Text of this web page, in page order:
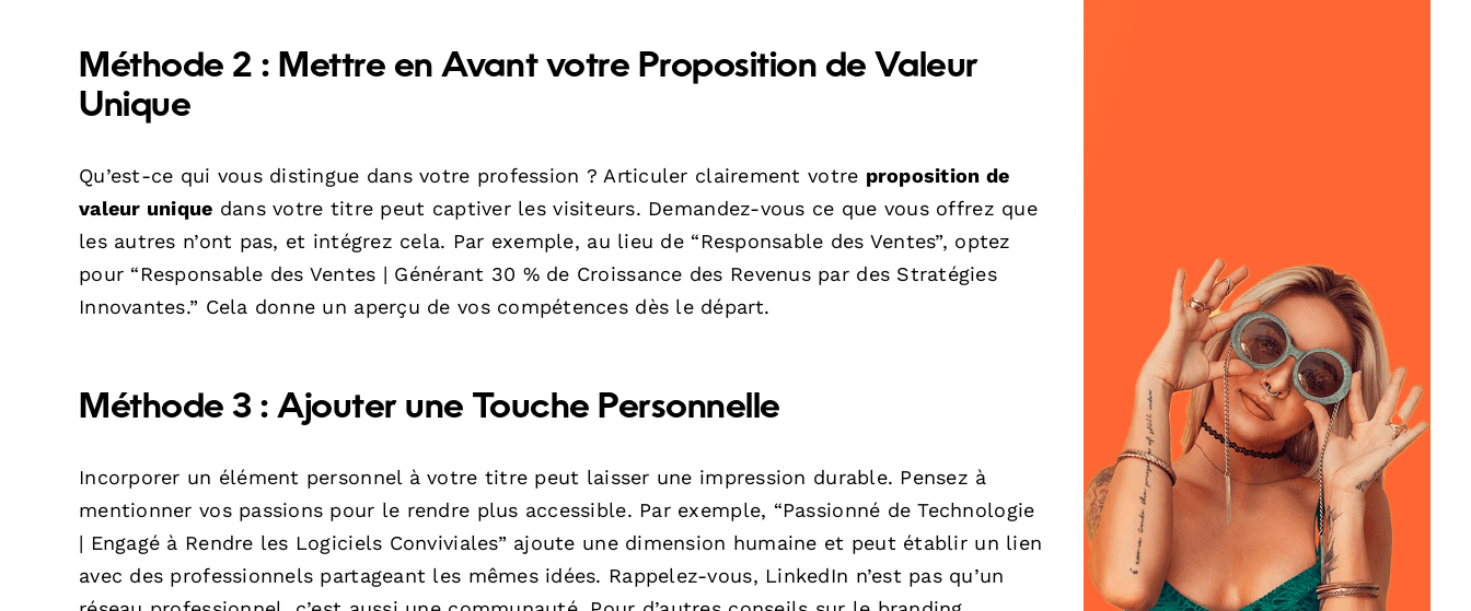
Méthode 2 : Mettre en Avant votre Proposition de Valeur
Unique
Qu’est-ce qui vous distingue dans votre profession ? Articuler clairement votre proposition de
valeur unique dans votre titre peut captiver les visiteurs. Demandez-vous ce que vous offrez que
les autres n’ont pas, et intégrez cela. Par exemple, au lieu de “Responsable des Ventes”, optez
pour “Responsable des Ventes | Générant 30 % de Croissance des Revenus par des Stratégies
Innovantes.” Cela donne un aperçu de vos compétences dès le départ.
Méthode 3 : Ajouter une Touche Personnelle
Incorporer un élément personnel à votre titre peut laisser une impression durable. Pensez à
mentionner vos passions pour le rendre plus accessible. Par exemple, “Passionné de Technologie
| Engagé à Rendre les Logiciels Conviviales” ajoute une dimension humaine et peut établir un lien
avec des professionnels partageant les mêmes idées. Rappelez-vous, LinkedIn n’est pas qu’un